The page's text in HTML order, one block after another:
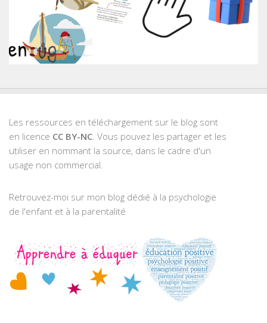
Les ressources en téléchargement sur le blog sont
en licence CC BY-NC . Vous pouvez les partager et les
utiliser en nommant la source, dans le cadre d'un
usage non commercial.
Retrouvez-moi sur mon blog dédié à la psychologie
de l'enfant et à la parentalité